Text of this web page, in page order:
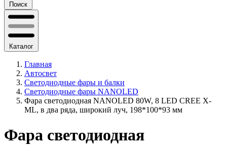
Поиск
Каталог
Главная
Автосвет
Светодиодные фары и балки
Светодиодные фары NANOLED
Фара светодиодная NANOLED 80W, 8 LED CREE X-
ML, в два ряда, широкий луч, 198*100*93 мм
Фара светодиодная